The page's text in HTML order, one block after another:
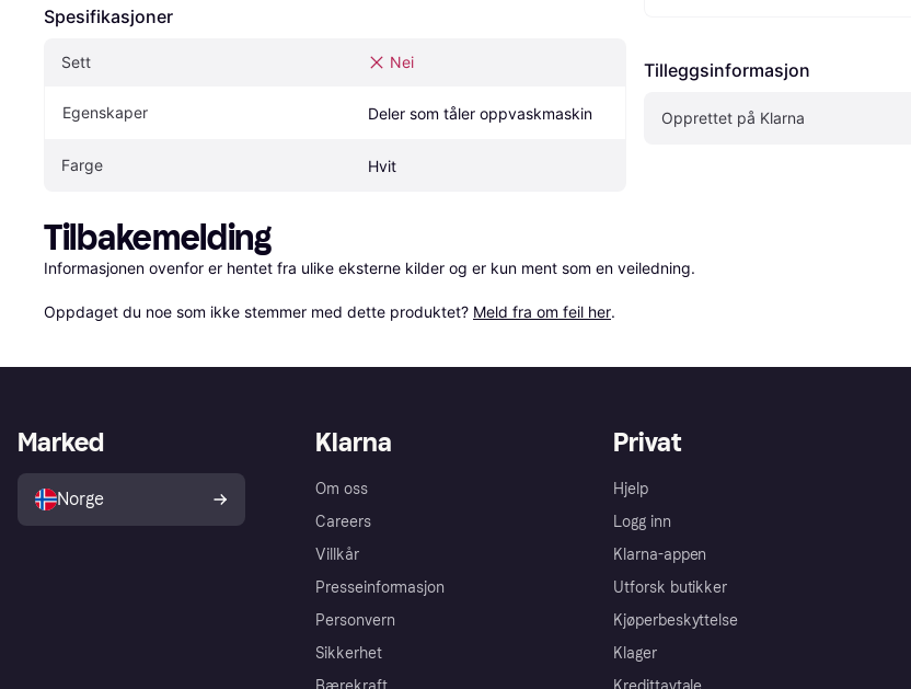
Spesifikasjoner
Sett Nei
Egenskaper Deler som tåler oppvaskmaskin
Farge Hvit
Tilleggsinformasjon
Opprettet på Klarna
Tilbakemelding
Informasjonen ovenfor er hentet fra ulike eksterne kilder og er kun ment som en veiledning.
Oppdaget du noe som ikke stemmer med dette produktet? Meld fra om feil her.
Klarna
Om oss
Careers
Villkår
Presseinformasjon
Personvern
Sikkerhet
Privat
Hjelp
Logg inn
Klarna-appen
Utforsk butikker
Kjøperbeskyttelse
Klager
Marked
Norge